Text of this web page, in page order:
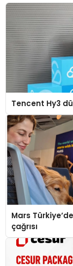
Tencent Hy3
Mars
çağrısı